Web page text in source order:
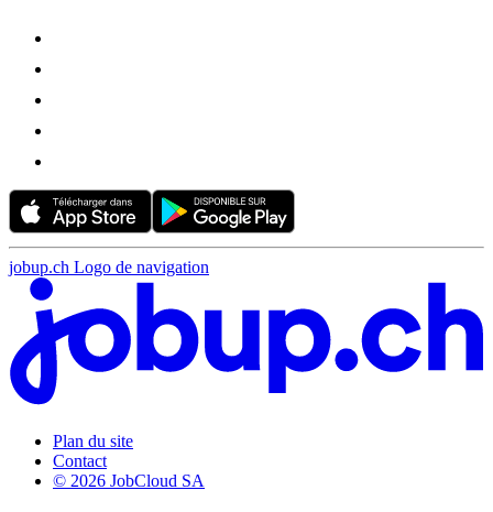
jobup.ch Logo de navigation
Plan du site
Contact
© 2026 JobCloud SA